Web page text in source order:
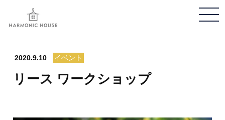
メ
2020.9.10 イベント
リース ワークショップ